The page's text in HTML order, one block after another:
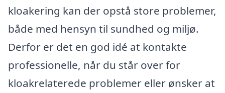
kloakering kan der opstå store problemer,
både med hensyn til sundhed og miljø.
Derfor er det en god idé at kontakte
professionelle, når du står over for
kloakrelaterede problemer eller ønsker at